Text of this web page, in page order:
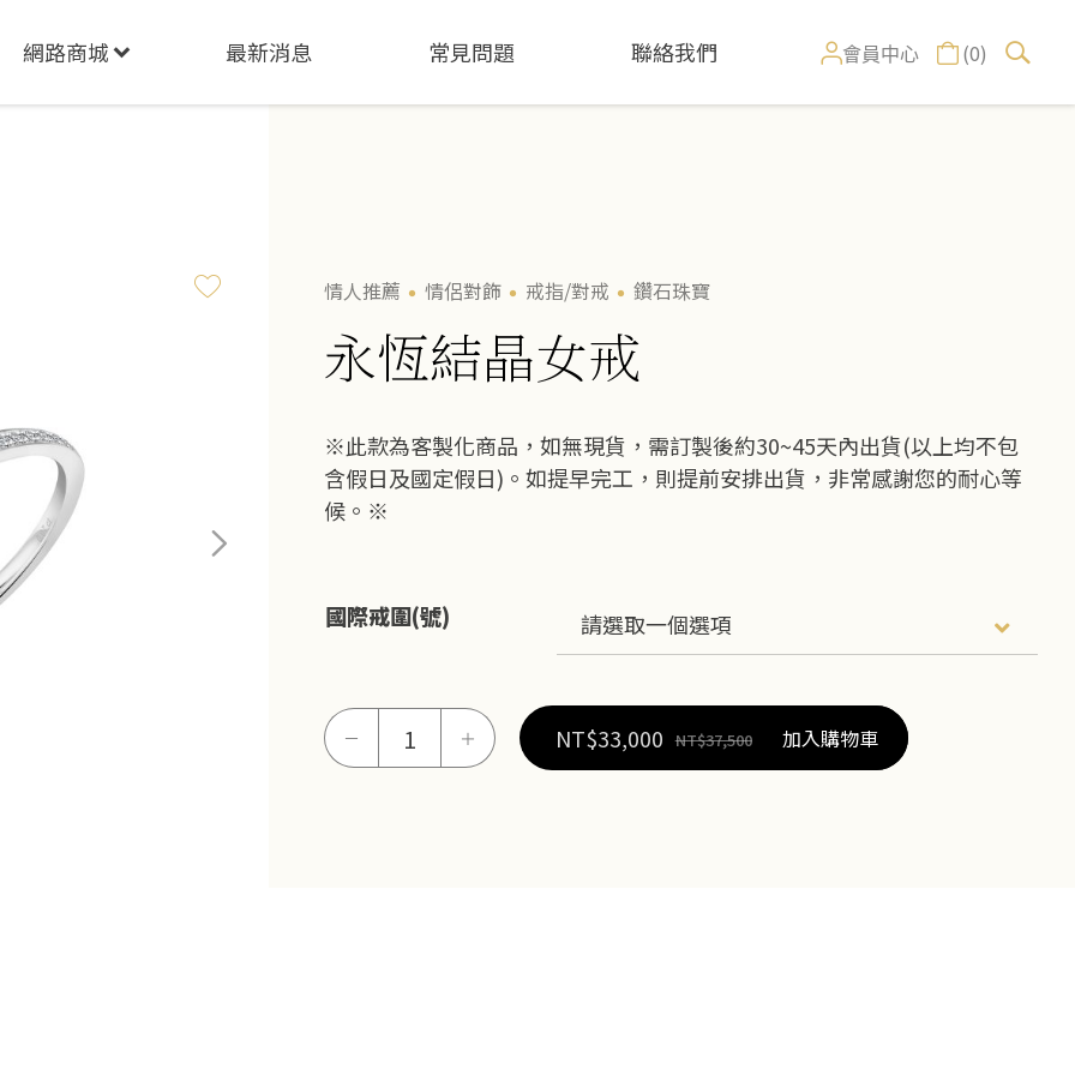
網路商城 最新消息 常見問題 聯絡我們 會員中心 (0)
情人推薦 情侶對飾 戒指/對戒 鑽石珠寶
永恆結晶女戒
※此款為客製化商品，如無現貨，需訂製後約30~45天內出貨(以上均不包
含假日及國定假日)。如提早完工，則提前安排出貨，非常感謝您的耐心等
候。※
國際戒圍(號)
－ ＋ NT$33,000 NT$37,500 加入購物車